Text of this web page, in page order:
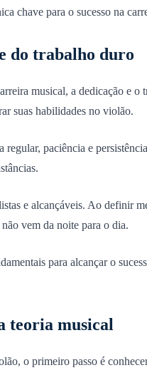
chave para o sucesso na
do trabalho duro
musical, a dedicação e
suas habilidades no violão.
paciência e
e alcançáveis. Ao definir
vem da noite para o dia.
para alcançar o
teoria musical
o primeiro passo é